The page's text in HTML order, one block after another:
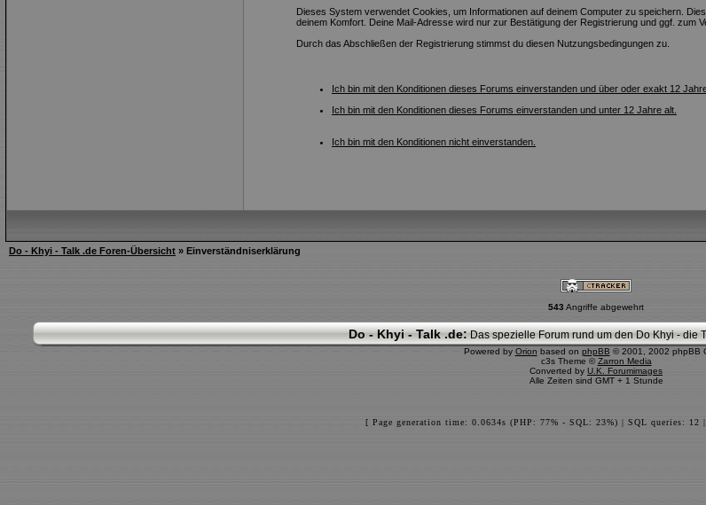
Dieses System verwendet Cookies, um Informationen auf deinem Computer zu speichern.
deinem Komfort. Deine Mail-Adresse wird nur zur Bestätigung der Registrierung und ggf. zum
Durch das Abschließen der Registrierung stimmst du diesen Nutzungsbedingungen zu.
Ich bin mit den Konditionen dieses Forums einverstanden und über oder exakt 12
Ich bin mit den Konditionen dieses Forums einverstanden und unter 12 Jahre alt.
Ich bin mit den Konditionen nicht einverstanden.
Do - Khyi - Talk .de Foren-Übersicht » Einverständniserklärung
543 Angriffe abgewehrt
Do - Khyi - Talk .de: Das spezielle Forum rund um den Do Khyi - die
Powered by Orion based on phpBB © 2001, 2002 phpBB
c3s Theme ©Zarron Media
Converted by U.K. Forumimages
Alle Zeiten sind GMT + 1 Stunde
[ Page generation time: 0.0634s (PHP: 77% - SQL: 23%) | SQL queries: 12